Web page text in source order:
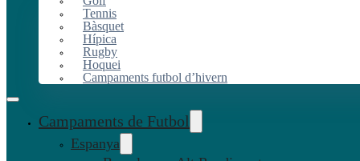
Tennis
Bàsquet
Hípica
Rugby
Hoquei
Campaments futbol d’hivern
Campaments de Futbol
Espanya